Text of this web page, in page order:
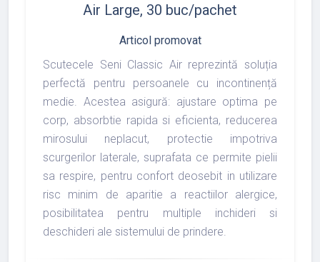
Air Large, 30 buc/pachet
Articol promovat
Scutecele Seni Classic Air reprezintă soluția
perfectă pentru persoanele cu incontinență
medie. Acestea asigură: ajustare optima pe
corp, absorbtie rapida si eficienta, reducerea
mirosului neplacut, protectie impotriva
scurgerilor laterale, suprafata ce permite pielii
sa respire, pentru confort deosebit in utilizare
risc minim de aparitie a reactiilor alergice,
posibilitatea pentru multiple inchideri si
deschideri ale sistemului de prindere.